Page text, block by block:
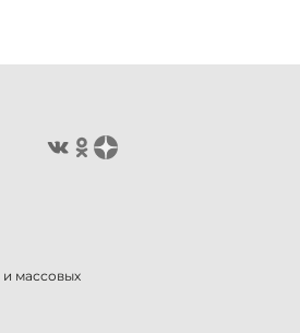
массовых